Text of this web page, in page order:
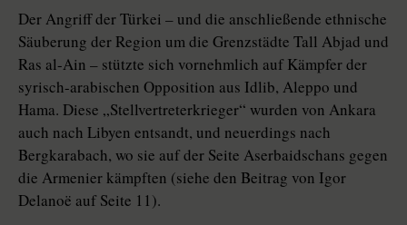
Der Angriff der Türkei – und die anschließende ethnische
Säuberung der Region um die Grenzstädte Tall Abjad und
Ras al-Ain – stützte sich vornehmlich auf Kämpfer der
syrisch-arabischen Opposition aus Idlib, Aleppo und
Hama. Diese „Stellvertreterkrieger“ wurden von Ankara
auch nach Libyen entsandt, und neuerdings nach
Bergkarabach, wo sie auf der Seite Aserbai­dschans gegen
die Armenier kämpften (siehe den Beitrag von Igor
Delanoë auf Seite 11).